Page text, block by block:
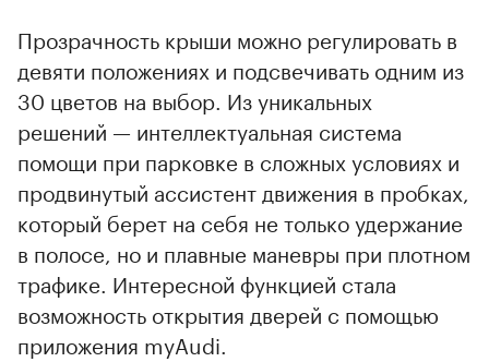
Прозрачность крыши можно регулировать в
девяти положениях и подсвечивать одним из
30 цветов на выбор. Из уникальных
решений — интеллектуальная система
помощи при парковке в сложных условиях и
продвинутый ассистент движения в пробках,
который берет на себя не только удержание
в полосе, но и плавные маневры при плотном
трафике. Интересной функцией стала
возможность открытия дверей с помощью
приложения myAudi.